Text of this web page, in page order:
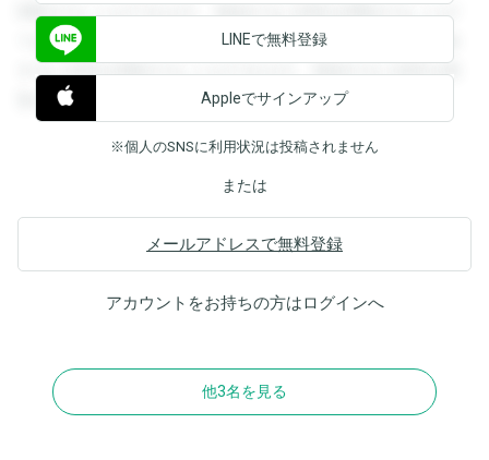
閲覧することができます。登録すると回答を閲覧することが
できます。登録すると回答を閲覧することができます。登録
すると回答を閲覧することができます。登録すると回答を閲
覧することができます。
LINEで無料登録
Appleでサインアップ
※個人のSNSに利用状況は投稿されません
または
メールアドレスで無料登録
アカウントをお持ちの方はログインへ
他3名を見る